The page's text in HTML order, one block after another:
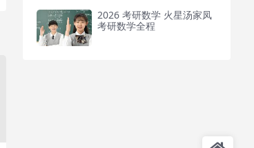
2026 考研数学 火星汤家凤
考研数学全程